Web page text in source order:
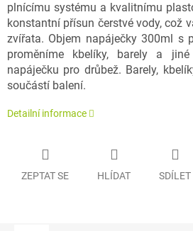
plnícímu systému a kvalitnímu
konstantní přísun čerstvé vody, což
zvířata. Objem napáječky 300ml s
proměníme kbelíky, barely a
napáječku pro drůbež. Barely,
součástí balení.
Detailní informace
ZEPTAT SE HLÍDAT SDÍLET